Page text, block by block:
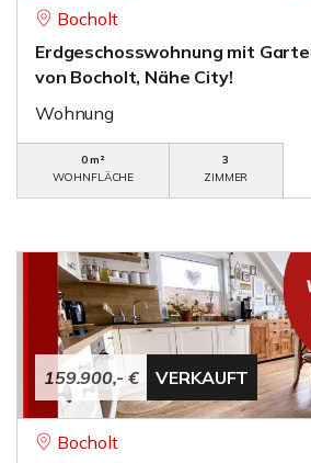
Bocholt
Erdgeschosswohnung mit
von Bocholt, Nähe City!
Wohnung
0 m²
WOHNFLÄCHE
3
ZIMMER
159.900,- € VERKAUFT
Bocholt